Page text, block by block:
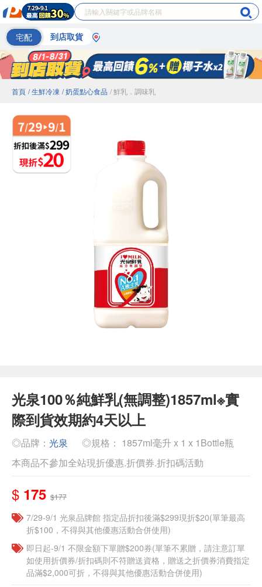
宅配 到店取貨
首頁 / 生鮮冷凍 / 奶蛋點心食品 / 鮮乳．調味乳
光泉100％純鮮乳(無調整)1857ml※實
際到貨效期約4天以上
◎品牌： 光泉
◎規格： 1857ml毫升 x 1 x 1Bottle瓶
本商品不參加全站現折優惠.折價券.折扣碼活動
$ 175 $177
7/29-9/1 光泉品牌館 指定品折扣後滿$299現折$20(單筆最高
折$100，不得與其他優惠活動合併使用)
即日起-9/1 不限金額下單贈$200券(單筆不累贈，請注意訂單
如使用折價券/折扣碼則不符贈送資格，贈送之折價券消費指定
品滿$2,000可折，不得與其他優惠活動合併使用)